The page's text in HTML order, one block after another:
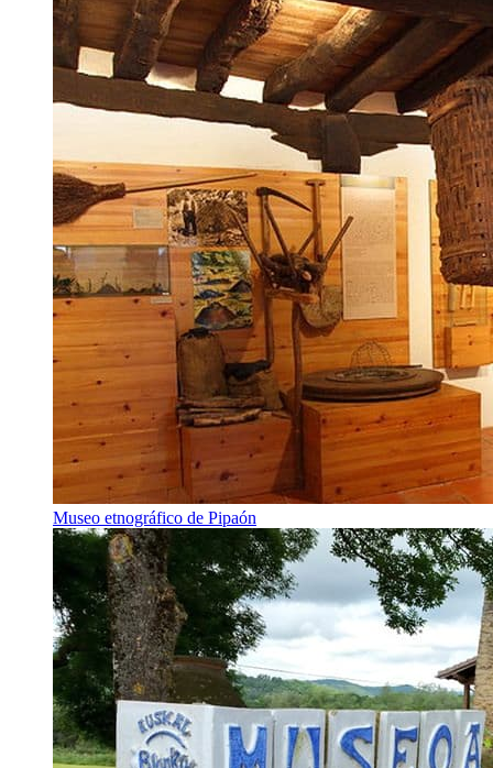
Museo etnográfico de Pipaón